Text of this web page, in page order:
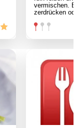
vermischen.
zerdrücken oder